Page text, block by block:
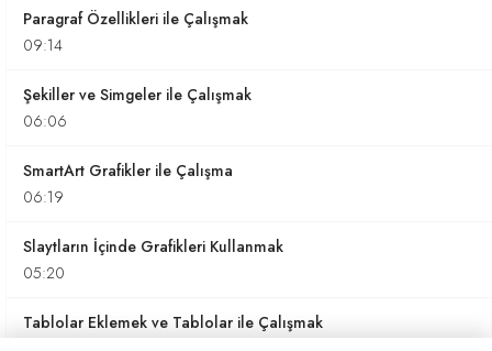
Paragraf Özellikleri ile Çalışmak
09:14
Şekiller ve Simgeler ile Çalışmak
06:06
SmartArt Grafikler ile Çalışma
06:19
Slaytların İçinde Grafikleri Kullanmak
05:20
Tablolar Eklemek ve Tablolar ile Çalışmak